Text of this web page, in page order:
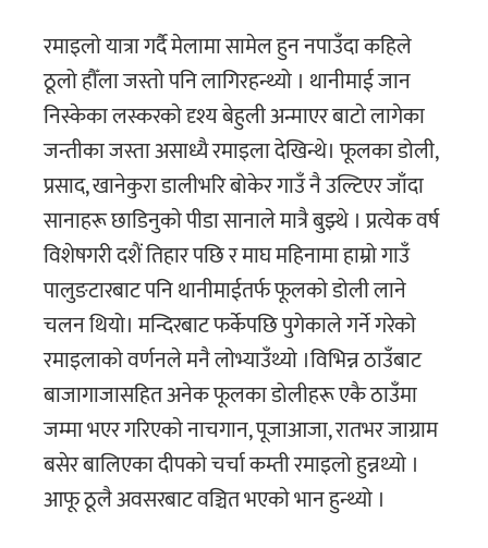
रमाइलाे यात्रा गर्दै मेलामा सामेल हुन नपाउँदा कहिले
ठूलो हौँला जस्तो पनि लागिरहन्थ्यो । थानीमाई जान
निस्केका लस्करकाे दृश्य बेहुली अन्माएर बाटाे लागेका
जन्तीका जस्ता असाध्यै रमाइला देखिन्थे। फूलका डोली,
प्रसाद, खानेकुरा डालीभरि बोकेर गाउँ नै उल्टिएर जाँदा
सानाहरू छाडिनुकाे पीडा सानाले मात्रै बुझ्थे । प्रत्येक वर्ष
विशेषगरी दशैं तिहार पछि र माघ महिनामा हाम्रो गाउँ
पालुङटारबाट पनि थानीमाईतर्फ फूलकाे डोली लाने
चलन थियो। मन्दिरबाट फर्केपछि पुगेकाले गर्ने गरेकाे
रमाइलाकाे वर्णनले मनै लाेभ्याउँथ्याे ।विभिन्न ठाउँबाट
बाजागाजासहित अनेक फूलका डोलीहरू एकै ठाउँमा
जम्मा भएर गरिएकाे नाचगान, पूजाआजा, रातभर जाग्राम
बसेर बालिएका दीपकाे चर्चा कम्ती रमाइलो हुन्नथ्यो ।
आफू ठूलै अवसरबाट वञ्चित भएकाे भान हुन्थ्यो ।